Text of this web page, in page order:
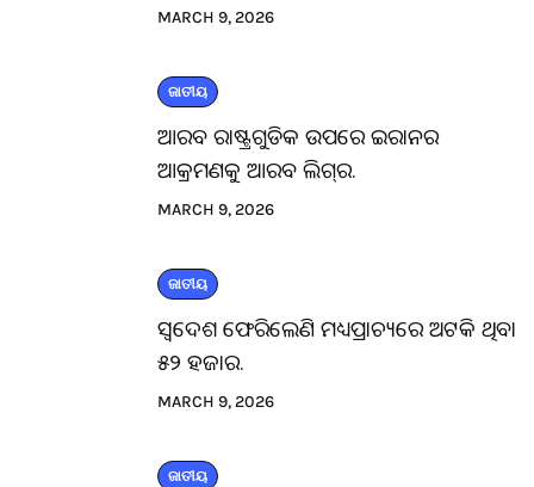
MARCH 9, 2026
ଜାତୀୟ
ଆରବ ରାଷ୍ଟ୍ରଗୁଡିକ ଉପରେ ଇରାନର
ଆକ୍ରମଣକୁ ଆରବ ଲିଗ୍‌ର.
MARCH 9, 2026
ଜାତୀୟ
ସ୍ବଦେଶ ଫେରିଲେଣି ମଧ୍ୟପ୍ରାଚ୍ୟରେ ଅଟକି ଥିବା
୫୨ ହଜାର.
MARCH 9, 2026
ଜାତୀୟ